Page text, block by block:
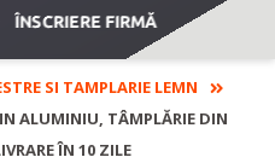
ÎNSCRIERE FIRMĂ
SI TAMPLARIE LEMN
ALUMINIU, TÂMPLĂRIE DIN
ÎN 10 ZILE